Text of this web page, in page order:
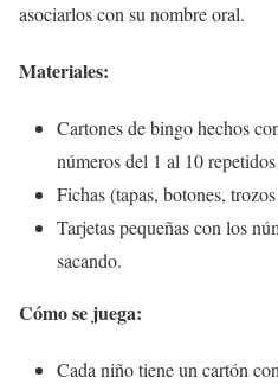
asociarlos con su nombre oral.
Materiales:
Cartones de bingo hechos
números del 1 al 10
Fichas (tapas, botones,
Tarjetas pequeñas con los
sacando.
Cómo se juega:
Cada niño tiene un cartón